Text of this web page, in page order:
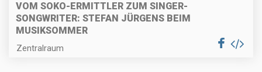
VOM SOKO-ERMITTLER ZUM SINGER-
SONGWRITER: STEFAN JÜRGENS BEIM
MUSIKSOMMER
Zentralraum